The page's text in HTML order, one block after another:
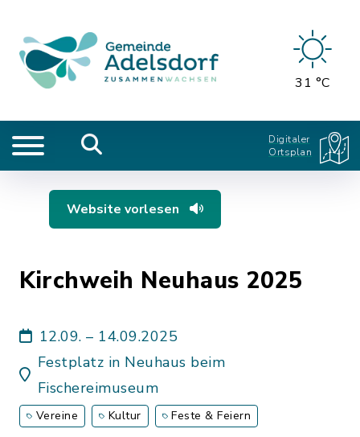
31 °C
Digitaler
Ortsplan
Website vorlesen
Kirchweih Neuhaus 2025
12.09. – 14.09.2025
Festplatz in Neuhaus beim
Fischereimuseum
Vereine Kultur Feste & Feiern